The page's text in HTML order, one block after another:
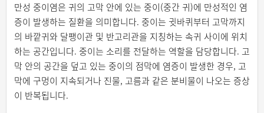
만성 중이염은 귀의 고막 안에 있는 중이(중간 귀)에 만성적인 염
증이 발생하는 질환을 의미합니다. 중이는 귓바퀴부터 고막까지
의 바깥귀와 달팽이관 및 반고리관을 지칭하는 속귀 사이에 위치
하는 공간입니다. 중이는 소리를 전달하는 역할을 담당합니다. 고
막 안의 공간을 덮고 있는 중이의 점막에 염증이 발생한 경우, 고
막에 구멍이 지속되거나 진물, 고름과 같은 분비물이 나오는 증상
이 반복됩니다.